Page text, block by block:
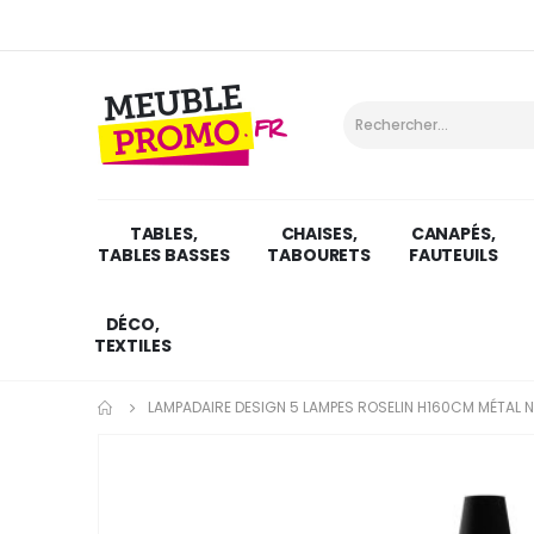
TABLES,
TABLES BASSES
CHAISES,
TABOURETS
CANAPÉS,
FAUTEUILS
DÉCO,
TEXTILES
LAMPADAIRE DESIGN 5 LAMPES ROSELIN H160CM MÉTAL